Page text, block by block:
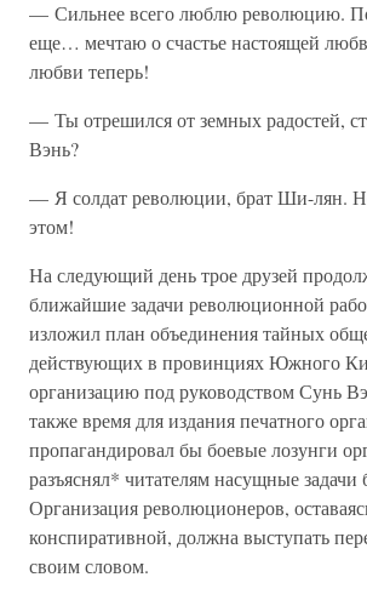
— Сильнее всего люблю революцию.
еще… мечтаю о счастье настоящей
любви теперь!
— Ты отрешился от земных радостей,
Вэнь?
— Я солдат революции, брат Ши-лян.
этом!
На следующий день трое друзей
ближайшие задачи революционной
изложил план объединения тайных
действующих в провинциях Южного
организацию под руководством Сунь
также время для издания печатного
пропагандировал бы боевые лозунги
разъяснял* читателям насущные задачи
Организация революционеров,
конспиративной, должна выступать
своим словом.